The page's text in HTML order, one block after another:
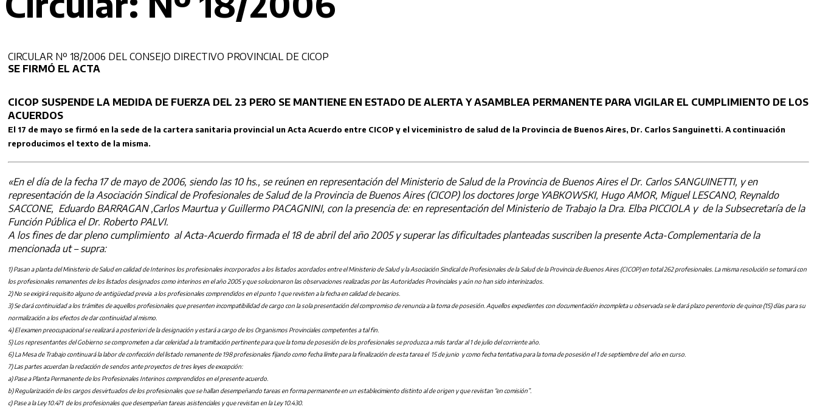
CIRCULAR Nº 18/2006 DEL CONSEJO DIRECTIVO PROVINCIAL DE CICOP
SE FIRMÓ EL ACTA
CICOP SUSPENDE LA MEDIDA DE FUERZA DEL 23 PERO SE MANTIENE EN ESTADO DE ALERTA Y ASAMBLEA PERMANENTE PARA VIGILAR EL CUMPLIMIENTO DE LOS
ACUERDOS
El 17 de mayo se firmó en la sede de la cartera sanitaria provincial un Acta Acuerdo entre CICOP y el viceministro de salud de la Provincia de Buenos Aires, Dr. Carlos Sanguinetti. A continuación
reproducimos el texto de la misma.
«En el día de la fecha 17 de mayo de 2006, siendo las 10 hs., se reúnen en representación del Ministerio de Salud de la Provincia de Buenos Aires el Dr. Carlos SANGUINETTI, y en
representación de la Asociación Sindical de Profesionales de Salud de la Provincia de Buenos Aires (CICOP) los doctores Jorge YABKOWSKI, Hugo AMOR, Miguel LESCANO, Reynaldo
SACCONE, Eduardo BARRAGAN ,Carlos Maurtua y Guillermo PACAGNINI, con la presencia de: en representación del Ministerio de Trabajo la Dra. Elba PICCIOLA y de la Subsecretaría de la
Función Pública el Dr. Roberto PALVI.
A los fines de dar pleno cumplimiento al Acta-Acuerdo firmada el 18 de abril del año 2005 y superar las dificultades planteadas suscriben la presente Acta-Complementaria de la
mencionada ut – supra:
1) Pasan a planta del Ministerio de Salud en calidad de Interinos los profesionales incorporados a los listados acordados entre el Ministerio de Salud y la Asociación Sindical de Profesionales de la Salud de la Provincia de Buenos Aires (CICOP) en total 262 profesionales. La misma resolución se tomará con
los profesionales remanentes de los listados designados como interinos en el año 2005 y que solucionaron las observaciones realizadas por las Autoridades Provinciales y aún no han sido interinizados.
2) No se exigirá requisito alguno de antigüedad previa a los profesionales comprendidos en el punto 1 que revisten a la fecha en calidad de becarios.
3) Se dará continuidad a los trámites de aquellos profesionales que presenten incompatibilidad de cargo con la sola presentación del compromiso de renuncia a la toma de posesión. Aquellos expedientes con documentación incompleta u observada se le dará plazo perentorio de quince (15) días para su
normalización a los efectos de dar continuidad al mismo.
4) El examen preocupacional se realizará a posteriori de la designación y estará a cargo de los Organismos Provinciales competentes a tal fin.
5) Los representantes del Gobierno se comprometen a dar celeridad a la tramitación pertinente para que la toma de posesión de los profesionales se produzca a más tardar al 1 de julio del corriente año.
6) La Mesa de Trabajo continuará la labor de confección del listado remanente de 198 profesionales fijando como fecha límite para la finalización de esta tarea el 15 de junio y como fecha tentativa para la toma de posesión el 1 de septiembre del año en curso.
7) Las partes acuerdan la redacción de sendos ante proyectos de tres leyes de excepción:
a) Pase a Planta Permanente de los Profesionales Interinos comprendidos en el presente acuerdo.
b) Regularización de los cargos desvirtuados de los profesionales que se hallan desempeñando tareas en forma permanente en un establecimiento distinto al de origen y que revistan “en comisión”.
c) Pase a la Ley 10.471 de los profesionales que desempeñan tareas asistenciales y que revistan en la Ley 10.430.